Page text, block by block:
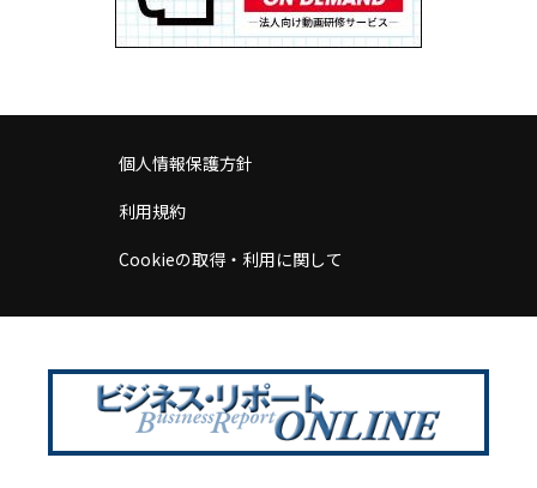
個人情報保護方針
利用規約
Cookieの取得・利用に関して